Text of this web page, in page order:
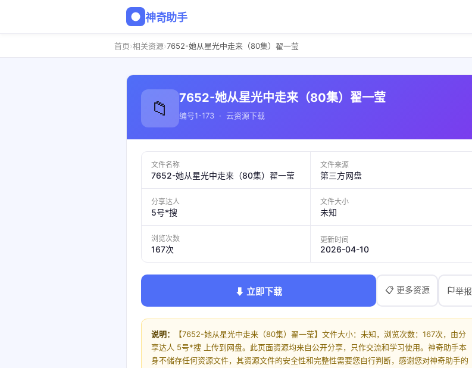
神奇助手
首页›相关资源›7652-她从星光中走来（80集）翟一莹
📁 7652-她从星光中走来（80集）翟一莹
编号1-173 · 云资源下载
文件名称
7652-她从星光中走来（80集）翟一莹
文件来源
第三方网盘
分享达人
5号*搜
文件大小
未知
浏览次数
167次
更新时间
2026-04-10
⬇ 立即下载 📋 更多资源 举报
说明：
【7652-她从星光中走来（80集）翟一莹】文件大小：未知，浏览次数：167次，由分
享达人 5号*搜 上传到网盘。此页面资源均来自公开分享，只作交流和学习使用。神奇助手本
身不储存任何资源文件，其资源文件的安全性和完整性需要您自行判断，感谢您对神奇助手的